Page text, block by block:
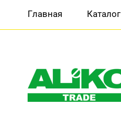
Главная Каталог